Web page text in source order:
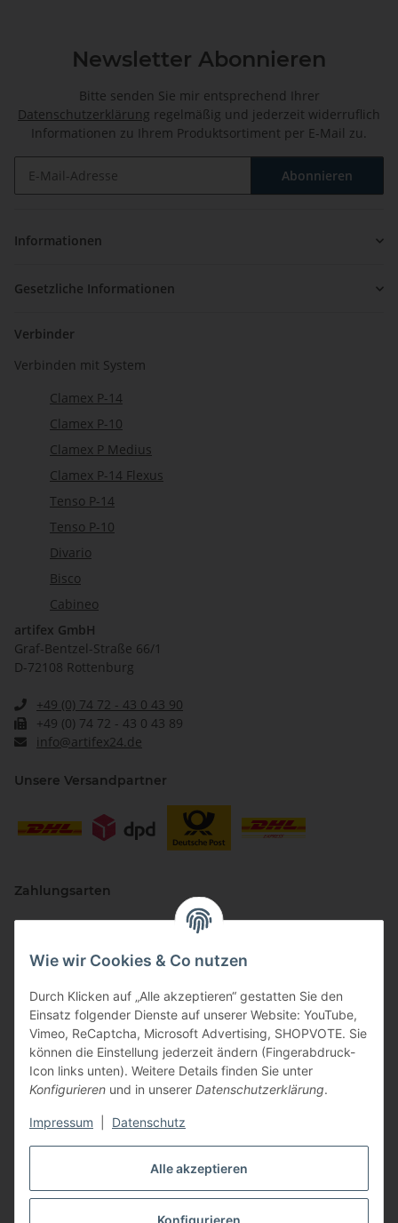
Alle akzeptieren
Wie wir Cookies & Co nutzen
Durch Klicken auf „Alle akzeptieren“ gestatten Sie den
Einsatz folgender Dienste auf unserer Website: YouTube,
Vimeo, ReCaptcha, Microsoft Advertising, SHOPVOTE. Sie
können die Einstellung jederzeit ändern (Fingerabdruck-
Icon links unten). Weitere Details finden Sie unter
Konfigurieren und in unserer Datenschutzerklärung.
Impressum Datenschutz
Newsletter Abonnieren
Bitte senden Sie mir entsprechend Ihrer
Datenschutzerklärung regelmäßig und jederzeit widerruflich
Informationen zu Ihrem Produktsortiment per E-Mail zu.
Abonnieren
Informationen
Gesetzliche Informationen
Verbinder
Verbinden mit System
Clamex P-14
Clamex P-10
Clamex P Medius
Clamex P-14 Flexus
Tenso P-14
Tenso P-10
Divario
Bisco
Cabineo
artifex GmbH
Graf-Bentzel-Straße 66/1
D-72108 Rottenburg
+49 (0) 74 72 - 43 0 43 90
+49 (0) 74 72 - 43 0 43 89
info@artifex24.de
Unsere Versandpartner
Zahlungsarten
Vertriebspartner